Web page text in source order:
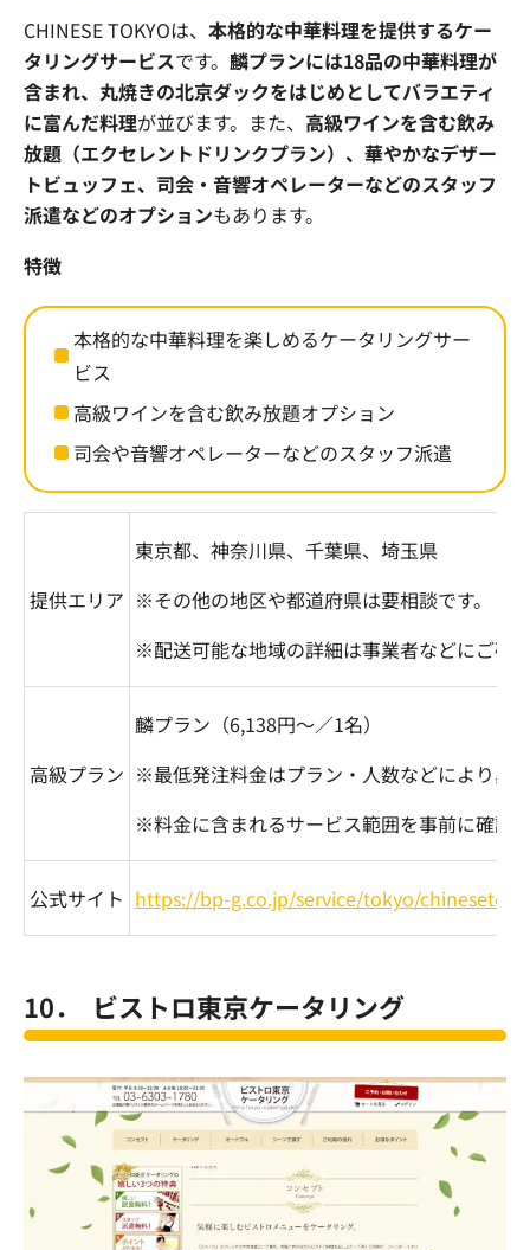
CHINESE TOKYOは、 本格的な中華料理を提供するケー
タリングサービスです。 麟プランには18品の中華料理が
含まれ、丸焼きの北京ダックをはじめとしてバラエティ
に富んだ料理が並びます。また、 高級ワインを含む飲み
放題（エクセレントドリンクプラン）、華やかなデザー
トビュッフェ、司会・音響オペレーターなどのスタッフ
派遣などのオプションもあります。
特徴
本格的な中華料理を楽しめるケータリングサー
ビス
高級ワインを含む飲み放題オプション
司会や音響オペレーターなどのスタッフ派遣
提供エリア
東京都、神奈川県、千葉県、埼玉県
※その他の地区や都道府県は要相談です。
※配送可能な地域の詳細は事業者などにご確
高級プラン
麟プラン（6,138円～／1名）
※最低発注料金はプラン・人数などにより異
※料金に含まれるサービス範囲を事前に確認
公式サイト https://bp-g.co.jp/service/tokyo/
10． ビストロ東京ケータリング